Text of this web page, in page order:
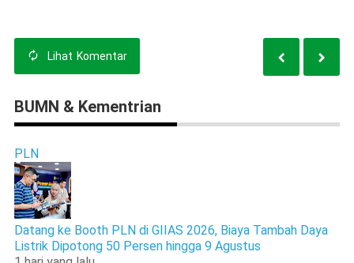
Lihat Komentar
BUMN & Kementrian
PLN
Datang ke Booth PLN di GIIAS 2026, Biaya Tambah Daya
Listrik Dipotong 50 Persen hingga 9 Agustus